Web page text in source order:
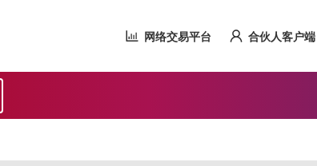
网络交易平台 合伙人客户端